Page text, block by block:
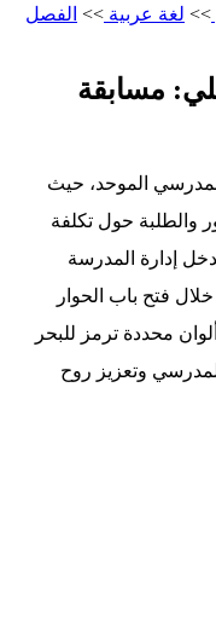
>> لغة عربية >> الفصل
مسابقة
الموحد، حيث
والطلبة حول تكلفة
إدارة المدرسة
فتح باب الحوار
محددة ترمز للبحر
وتعزيز روح